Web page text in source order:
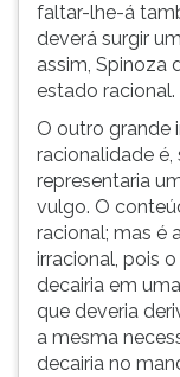
faltar-lhe-á
deverá surgir
assim, Spinoza
estado racional.
O outro grande
racionalidade é,
representaria
vulgo. O
racional; mas é
irracional, pois
decairia em
que deveria
a mesma
decairia no